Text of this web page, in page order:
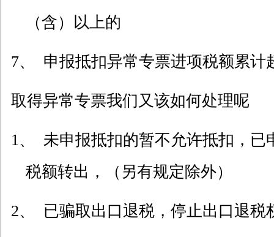
（含）以上的
7、 申报抵扣异常专票进项税额累计
取得异常专票我们又该如何处理呢
1、 未申报抵扣的暂不允许抵扣，已
税额转出，（另有规定除外）
2、 已骗取出口退税，停止出口退税